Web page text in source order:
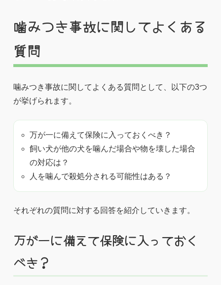
噛みつき事故に関してよくある
質問
噛みつき事故に関してよくある質問として、以下の3つ
が挙げられます。
万が一に備えて保険に入っておくべき？
飼い犬が他の犬を噛んだ場合や物を壊した場合
の対応は？
人を噛んで殺処分される可能性はある？
それぞれの質問に対する回答を紹介していきます。
万が一に備えて保険に入っておく
べき？